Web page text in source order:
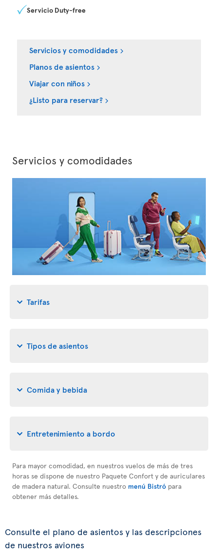
Servicio Duty-free
Servicios y comodidades
Planos de asientos
Viajar con niños
¿Listo para reservar?
Servicios y comodidades
Tarifas
Tipos de asientos
Comida y bebida
Entretenimiento a bordo
Para mayor comodidad, en nuestros vuelos de más de tres
horas se dispone de nuestro Paquete Confort y de auriculares
de madera natural. Consulte nuestro menú Bistró para
obtener más detalles.
Consulte el plano de asientos y las descripciones
de nuestros aviones